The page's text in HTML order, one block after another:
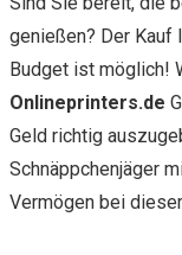
genießen? Der Kauf
Budget ist möglich!
Onlineprinters.de
Geld richtig
Schnäppchenjäger
Vermögen bei